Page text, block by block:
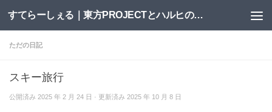
コンテンツへスキップ すてらーしぇる｜東方PROJECTとハルヒの二次創作サイト
ただの日記
スキー旅行
公開済み 2025 年 2 月 24 日 · 更新済み 2025 年 10 月 8 日